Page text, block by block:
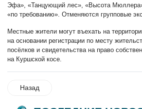
Эфа», «Танцующий лес», «Высота
«по требованию». Отменяются групповые
Местные жители могут въехать на
на основании регистрации по месту
посёлков и свидетельства на право
на Куршской косе.
Назад